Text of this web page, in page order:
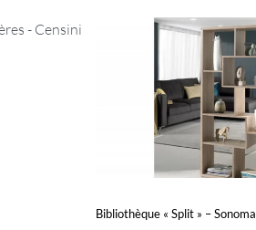
Bibliothèque « Split » – Sonoma